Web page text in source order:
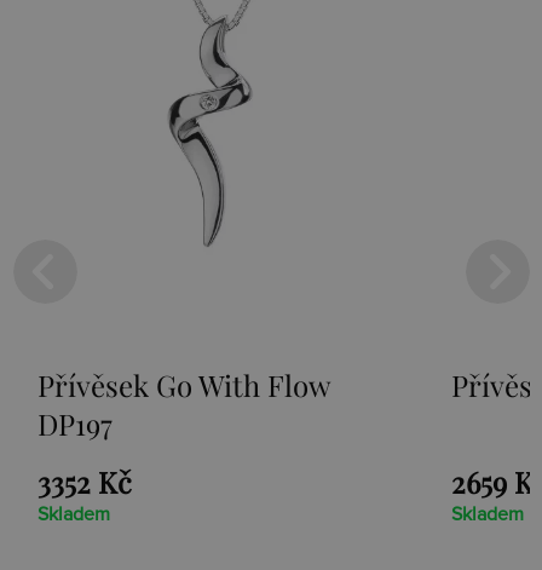
With Flow Přívěsek Paradise